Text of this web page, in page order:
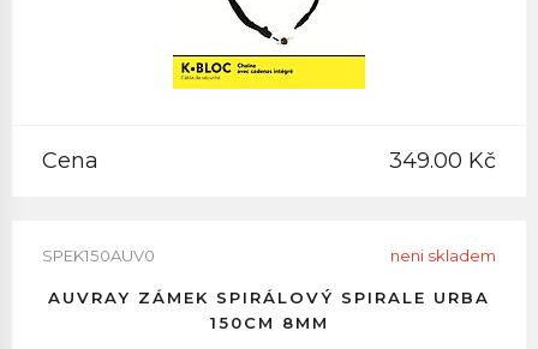
Cena 349.00 Kč
SPEK150AUV0 neni skladem
AUVRAY ZÁMEK SPIRÁLOVÝ SPIRALE URBA
150CM 8MM